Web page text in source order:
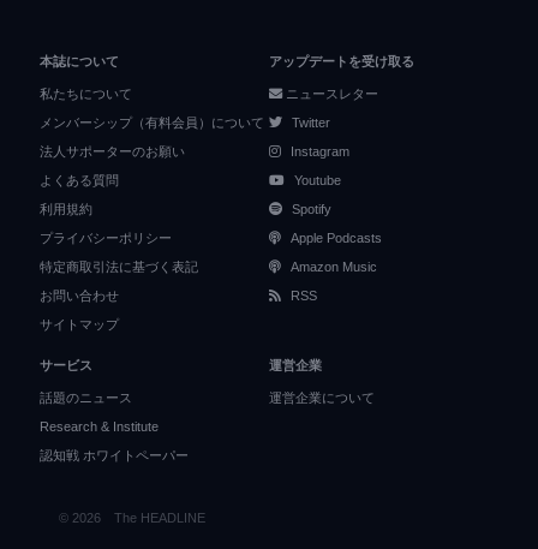
本誌について
私たちについて
メンバーシップ（有料会員）について
法人サポーターのお願い
よくある質問
利用規約
プライバシーポリシー
特定商取引法に基づく表記
お問い合わせ
サイトマップ
アップデートを受け取る
ニュースレター
Twitter
Instagram
Youtube
Spotify
Apple Podcasts
Amazon Music
RSS
サービス
話題のニュース
Research & Institute
認知戦 ホワイトペーパー
運営企業
運営企業について
© 2026 The HEADLINE